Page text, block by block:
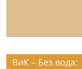
ВиК – Без вода: